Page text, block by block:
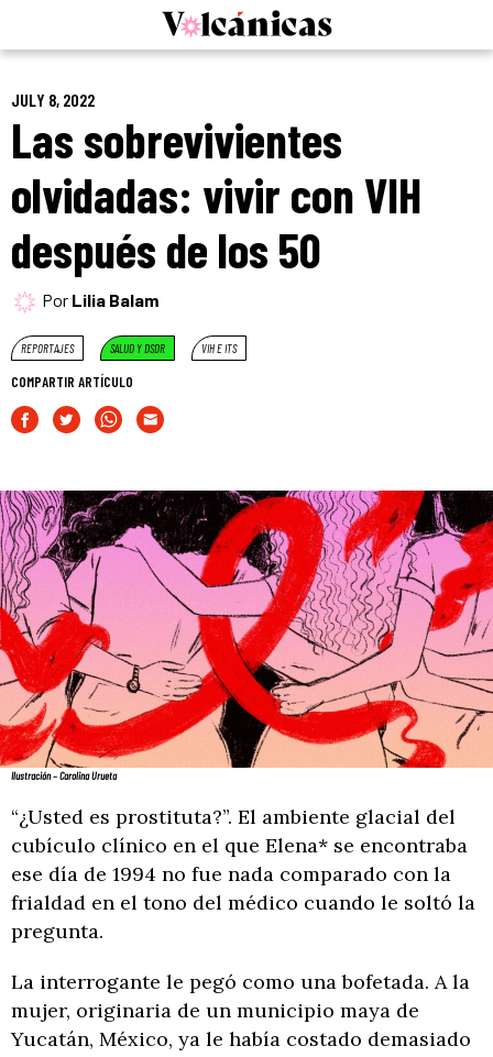
JULY 8, 2022
Las sobrevivientes
olvidadas: vivir con VIH
después de los 50
Por Lilia Balam
REPORTAJES SALUD Y DSDR VIH E ITS
COMPARTIR ARTÍCULO
Ilustración – Carolina Urueta
“¿Usted es prostituta?”. El ambiente glacial del
cubículo clínico en el que Elena* se encontraba
ese día de 1994 no fue nada comparado con la
frialdad en el tono del médico cuando le soltó la
pregunta.
La interrogante le pegó como una bofetada. A la
mujer, originaria de un municipio maya de
Yucatán, México, ya le había costado demasiado